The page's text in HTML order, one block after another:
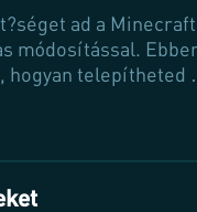
ad a Minecraft
módosítással.
telepítheted